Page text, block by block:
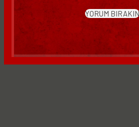
YORUM BIRAKIN
geçebilirsiniz.
ANA SAYFA BİZE